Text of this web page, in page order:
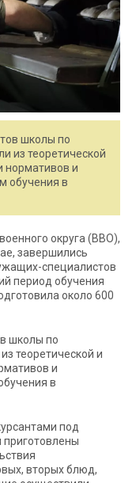
школы по
из теоретической
нормативов и
обучения в
округа (ВВО),
завершились
специалистов
период обучения
около 600
школы по
теоретической и
и
в
под
вторых блюд,